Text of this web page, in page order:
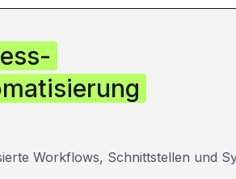
Workflows, Schnittstellen und